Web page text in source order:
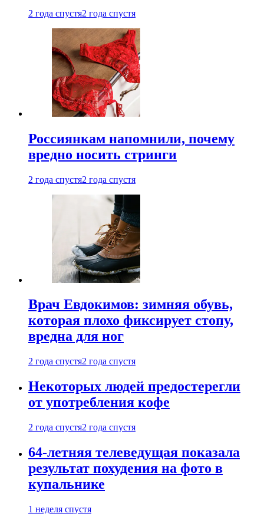
2 года спустя2 года спустя
Россиянкам напомнили, почему
вредно носить стринги
2 года спустя2 года спустя
Врач Евдокимов: зимняя обувь,
которая плохо фиксирует стопу,
вредна для ног
2 года спустя2 года спустя
Некоторых людей предостерегли
от употребления кофе
2 года спустя2 года спустя
64-летняя телеведущая показала
результат похудения на фото в
купальнике
1 неделя спустя